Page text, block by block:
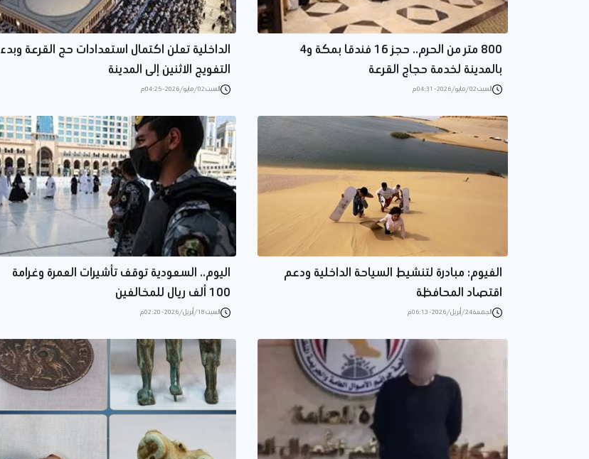
800 متر من الحرم.. حجز 16 فندقا بمكة و4
بالمدينة لخدمة حجاج القرعة
السبت 02/مايو/2026 - 04:31 م
الداخلية تعلن اكتمال استعدادات حج القرعة وبدء
التفويج الاثنين إلى المدينة
السبت 02/مايو/2026 - 04:25 م
الفيوم: مبادرة لتنشيط السياحة الداخلية ودعم
اقتصاد المحافظة
الجمعة 24/أبريل/2026 - 06:13 م
اليوم.. السعودية توقف تأشيرات العمرة وغرامة
100 ألف ريال للمخالفين
السبت 18/أبريل/2026 - 02:20 م